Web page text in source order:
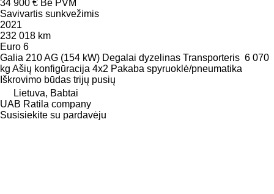
34 900 € Be PVM
Savivartis sunkvežimis
2021
232 018 km
Euro 6
Galia 210 AG (154 kW) Degalai dyzelinas Transporteris 6 070
kg Ašių konfigūracija 4x2 Pakaba spyruoklė/pneumatika
Iškrovimo būdas trijų pusių
Lietuva, Babtai
UAB Ratila company
Susisiekite su pardavėju